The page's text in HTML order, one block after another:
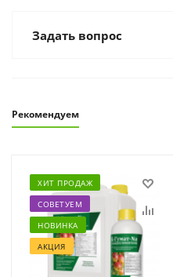
Задать вопрос
Рекомендуем
ХИТ ПРОДАЖ
СОВЕТУЕМ
НОВИНКА
АКЦИЯ